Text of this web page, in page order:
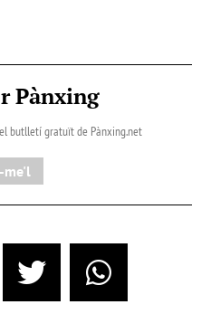
Pànxing
butlletí gratuït de Pànxing.net​
me'l